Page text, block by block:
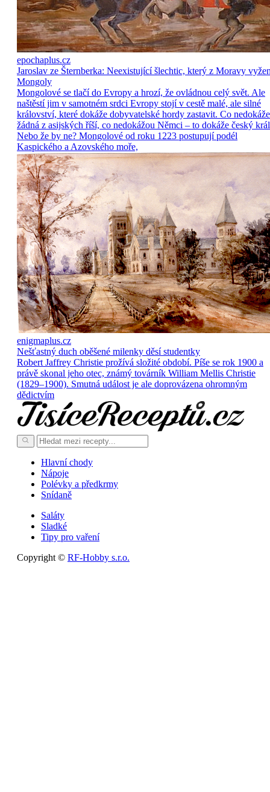
epochaplus.cz
Jaroslav ze Šternberka: Neexistující šlechtic, který z Moravy
Mongoly
Mongolové se tlačí do Evropy a hrozí, že ovládnou celý svět. Ale
naštěstí jim v samotném srdci Evropy stojí v cestě malé, ale silné
království, které dokáže dobyvatelské hordy zastavit. Co nedokáže
žádná z asijských říší, co nedokážou Němci – to dokáže český
Nebo že by ne? Mongolové od roku 1223 postupují podél
Kaspického a Azovského moře,
enigmaplus.cz
Nešťastný duch oběšené milenky děsí studentky
Robert Jaffrey Christie prožívá složité období. Píše se rok 1900 a
právě skonal jeho otec, známý továrník William Mellis Christie
(1829–1900). Smutná událost je ale doprovázena ohromným
dědictvím
Hlavní chody
Nápoje
Polévky a předkrmy
Snídaně
Saláty
Sladké
Tipy pro vaření
Copyright © RF-Hobby s.r.o.